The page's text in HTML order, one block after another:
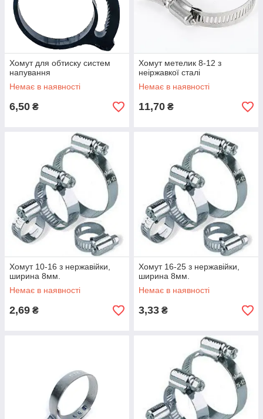
Хомут для обтиску систем
напування
Немає в наявності
6,50 ₴
Хомут метелик 8-12 з
неіржавкої сталі
Немає в наявності
11,70 ₴
Хомут 10-16 з нержавійки,
ширина 8мм.
Немає в наявності
2,69 ₴
Хомут 16-25 з нержавійки,
ширина 8мм.
Немає в наявності
3,33 ₴